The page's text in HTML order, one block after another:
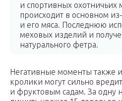
и спортивных
происходит в основном
и его мяса. Последнюю
меховых изделий и
натурального фетра.
Негативные моменты также
кролики могут сильно
и фруктовым садам. За одну